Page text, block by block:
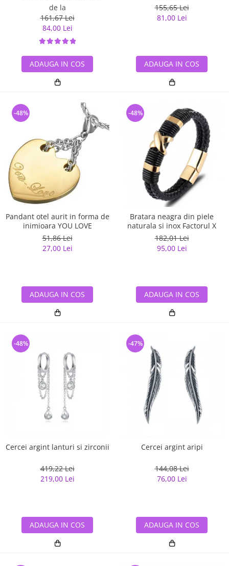
inchizatoare din inox
de la
161,67 Lei
84,00 Lei
ADAUGA IN COS
155,65 Lei
81,00 Lei
ADAUGA IN COS
Pandant otel aurit in forma de
inimioara YOU LOVE
51,86 Lei
27,00 Lei
-48%
ADAUGA IN COS
Bratara neagra din piele
naturala si inox Factorul X
182,01 Lei
95,00 Lei
-48%
ADAUGA IN COS
Cercei argint lanturi si zirconii
419,22 Lei
219,00 Lei
-48%
ADAUGA IN COS
Cercei argint aripi
144,08 Lei
76,00 Lei
-47%
ADAUGA IN COS